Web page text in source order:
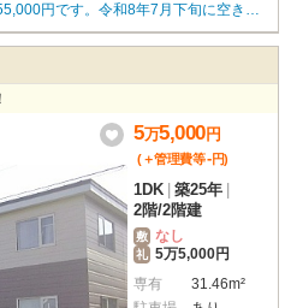
円です。令和8年7月下旬に空き予
ます。お部屋はオール電化で、光熱費
ーネットも無料で使い放題なので、リ
ごしいただけます。バス・トイレ別で
つでも清潔に保てますね。IHクッキン
かどります。エアコンや電気暖房も備
ッグ（徒歩6分）やMaxvalu（徒歩9分）
す。ほっともっと（徒歩5分）や複数
11分）も近く、生活に必要な施設が徒
円でご利用いただけますので、お車
便利な周辺環境が魅力の「ピアハウス
せてくださいね。オール電化/写真は20
5万5,000円
(＋管理費等-円)
1DK 築25年
2階/2階建
敷 なし
礼 5万5,000円
専有
31.46m²